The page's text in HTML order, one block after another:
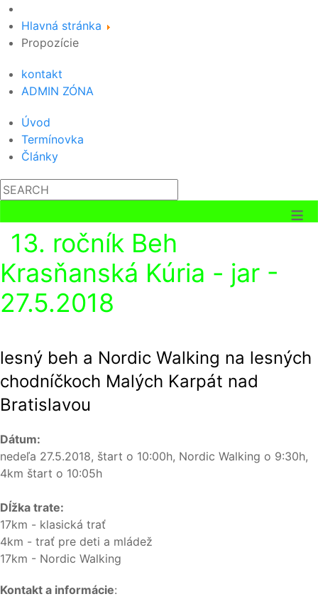
Hlavná stránka
Propozície
kontakt
ADMIN ZÓNA
Úvod
Termínovka
Články
≡
13. ročník Beh
Krasňanská Kúria - jar -
27.5.2018
lesný beh a Nordic Walking na lesných
chodníčkoch Malých Karpát nad
Bratislavou
Dátum:
nedeľa 27.5.2018, štart o 10:00h, Nordic Walking o 9:30h,
4km štart o 10:05h
Dĺžka trate:
17km - klasická trať
4km - trať pre deti a mládež
17km - Nordic Walking
Kontakt a informácie: